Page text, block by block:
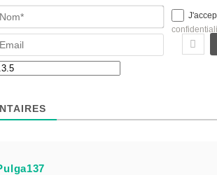
Nom*